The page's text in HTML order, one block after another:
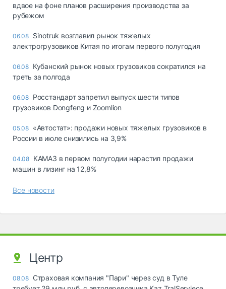
вдвое на фоне планов расширения производства за
рубежом
06.08 Sinotruk возглавил рынок тяжелых
электрогрузовиков Китая по итогам первого полугодия
06.08 Кубанский рынок новых грузовиков сократился на
треть за полгода
06.08 Росстандарт запретил выпуск шести типов
грузовиков Dongfeng и Zoomlion
05.08 «Автостат»: продажи новых тяжелых грузовиков в
России в июле снизились на 3,9%
04.08 КАМАЗ в первом полугодии нарастил продажи
машин в лизинг на 12,8%
Все новости
Центр
08.08 Страховая компания "Пари" через суд в Туле